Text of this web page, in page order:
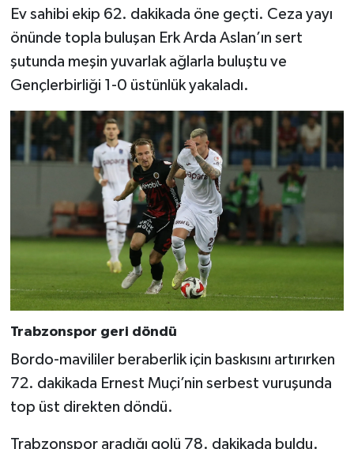
Ev sahibi ekip 62. dakikada öne geçti. Ceza yayı
önünde topla buluşan Erk Arda Aslan’ın sert
şutunda meşin yuvarlak ağlarla buluştu ve
Gençlerbirliği 1-0 üstünlük yakaladı.
Trabzonspor geri döndü
Bordo-mavililer beraberlik için baskısını artırırken
72. dakikada Ernest Muçi’nin serbest vuruşunda
top üst direkten döndü.
Trabzonspor aradığı golü 78. dakikada buldu.